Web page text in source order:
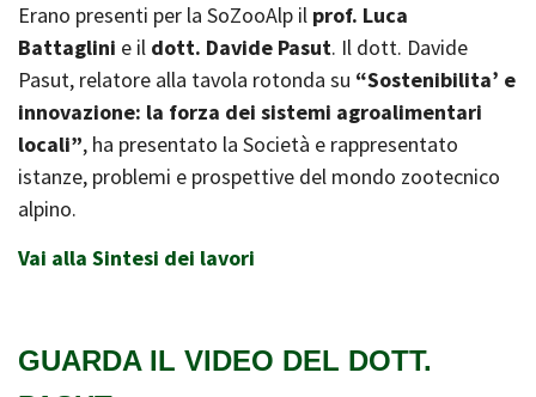
Erano presenti per la SoZooAlp il prof. Luca
Battaglini e il dott. Davide Pasut. Il dott. Davide
Pasut, relatore alla tavola rotonda su “Sostenibilita’ e
innovazione: la forza dei sistemi agroalimentari
locali”, ha presentato la Società e rappresentato
istanze, problemi e prospettive del mondo zootecnico
alpino.
Vai alla Sintesi dei lavori
GUARDA IL VIDEO DEL DOTT.